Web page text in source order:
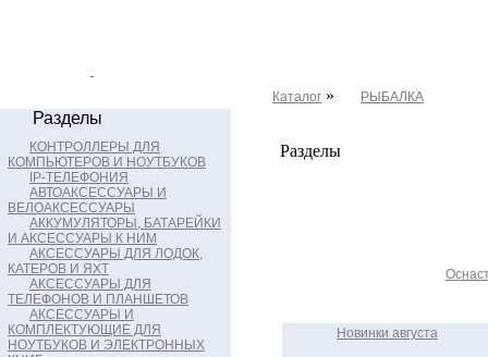
Каталог » РЫБАЛКА
Разделы
КОНТРОЛЛЕРЫ ДЛЯ
КОМПЬЮТЕРОВ И НОУТБУКОВ
IP-ТЕЛЕФОНИЯ
АВТОАКСЕССУАРЫ И
ВЕЛОАКСЕССУАРЫ
АККУМУЛЯТОРЫ, БАТАРЕЙКИ
И АКСЕССУАРЫ К НИМ
АКСЕССУАРЫ ДЛЯ ЛОДОК,
КАТЕРОВ И ЯХТ
АКСЕССУАРЫ ДЛЯ
ТЕЛЕФОНОВ И ПЛАНШЕТОВ
АКСЕССУАРЫ И
КОМПЛЕКТУЮЩИЕ ДЛЯ
НОУТБУКОВ И ЭЛЕКТРОННЫХ
Разделы
Новинки августа